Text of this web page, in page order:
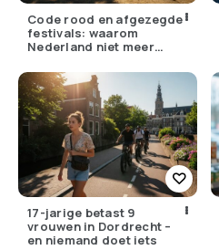
Code rood en afgezegde
festivals: waarom
Nederland niet meer
17-jarige betast 9
vrouwen in Dordrecht –
en niemand doet iets